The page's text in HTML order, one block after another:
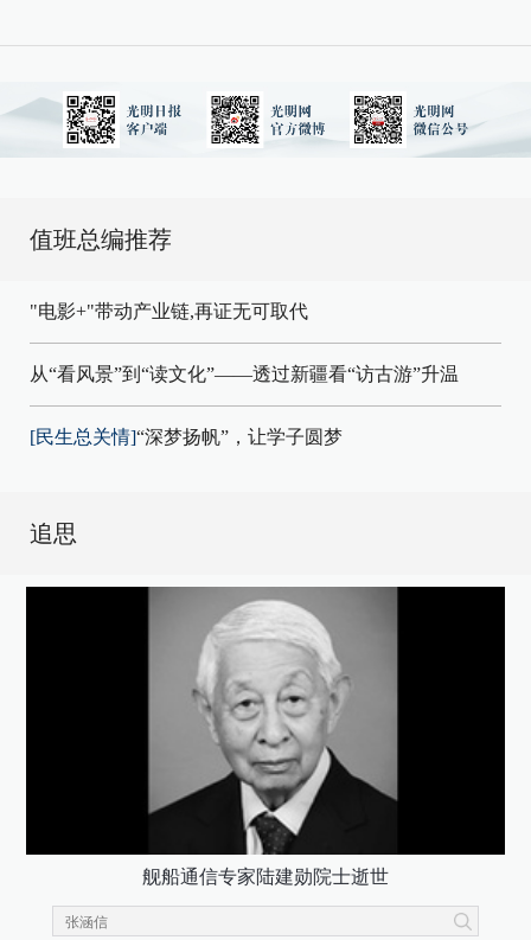
值班总编推荐
"电影+"带动产业链,再证无可取代
从“看风景”到“读文化”——透过新疆看“访古游”升温
[民生总关情]“深梦扬帆”，让学子圆梦
追思
舰船通信专家陆建勋院士逝世